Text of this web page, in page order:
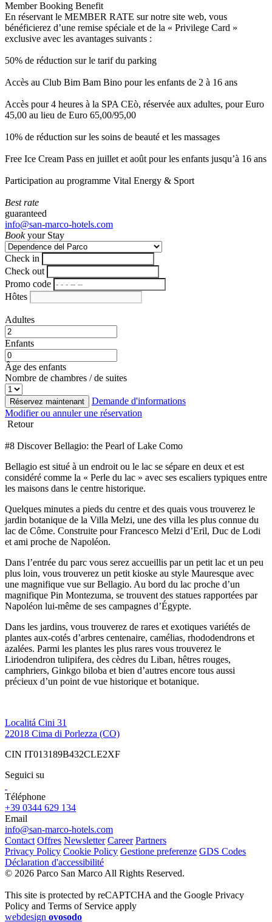
Member Booking Benefit
En réservant le MEMBER RATE sur notre site web, vous
bénéficierez d’une remise spéciale et de la « Privilege Card »
exclusive avec les avantages suivants :
50% de réduction sur le tarif du parking
Accès au Club Bim Bam Bino pour les enfants de 2 à 16 ans
Accès pour 4 heures à la SPA CEò, réservée aux adultes, pour Euro
45,00 au lieu de Euro 65,00/95,00
10% de réduction sur les soins de beauté et les massages
Free Ice Cream Pass en juillet et août pour les enfants jusqu’à 16 ans
Participation au programme Vital Energy & Sport
Best rate
guaranteed
info@san-marco-hotels.com
Bookyour Stay
Check in
Check out
Promo code
Hôtes
Adultes
Enfants
Âge des enfants
Nombre de chambres / de suites
Réservez maintenant
Demande d'informations
Modifier ou annuler une réservation
Retour
#8 Discover Bellagio: the Pearl of Lake Como
Bellagio est situé à un endroit ou le lac se sépare en deux et est
considéré comme la « Perle du lac » avec ses escaliers typiques entre
les maisons dans le centre historique.
Quelques minutes a pieds du centre et des quais vous trouverez le
jardin botanique de la Villa Melzi, une des villa les plus connue du
lac de Côme. Construite pour Francesco Melzi d’Eril, Duc de Lodi
et ami proche de Napoléon.
Dans l’entrée du parc vous serez accueillis par un petit lac et un peu
plus loin, vous trouverez un petit kioske au style Mauresque avec
une magnifique vue sur Bellagio. Au bord du lac proche d’un
magnifique Pin Montezuma, se trouvent des statues rapportées par
Napoléon lui-même de ses campagnes d’Égypte.
Dans les jardins, vous trouverez de rares et exotiques variétés de
plantes aux-cotés d’arbres centenaire, camélias, rhododendrons et
azalées. Parmi les plantes les plus rares vous trouverez le
Liriodendron tulipifera, des cèdres du Liban, hêtres rouges,
camphriers, Ginkgo biloba et bien d’autres encore tous aussi
précieux d’un point de vue historique et botanique.
Localitá Cini 31
22018 Cima di Porlezza (CO)
CIN IT013189B432CLE2XF
Seguici su
Téléphone
+39 0344 629 134
Email
info@san-marco-hotels.com
Contact Offres Newsletter Career Partners
Privacy Policy Cookie Policy Gestione preferenze GDS Codes
Déclaration d'accessibilité
© 2026 Parco San Marco All Rights Reserved.
This site is protected by reCAPTCHA and the Google Privacy
Policy and Terms of Service apply
webdesign ovosodo